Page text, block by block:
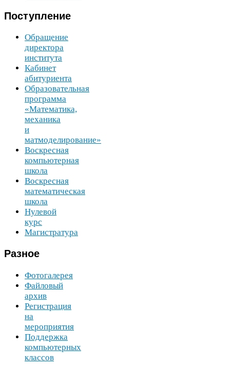
Поступление
Обращение
директора
института
Кабинет
абитуриента
Образовательная
программа
«Математика,
механика
и
матмоделирование»
Воскресная
компьютерная
школа
Воскресная
математическая
школа
Нулевой
курс
Магистратура
Разное
Фотогалерея
Файловый
архив
Регистрация
на
мероприятия
Поддержка
компьютерных
классов